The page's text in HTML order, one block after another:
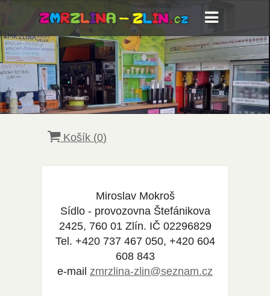
Košík (0)
Miroslav Mokroš
Sídlo - provozovna Štefánikova
2425, 760 01 Zlín. IČ 02296829
Tel. +420 737 467 050, +420 604
608 843
e-mail zmrzlina-zlin@seznam.cz